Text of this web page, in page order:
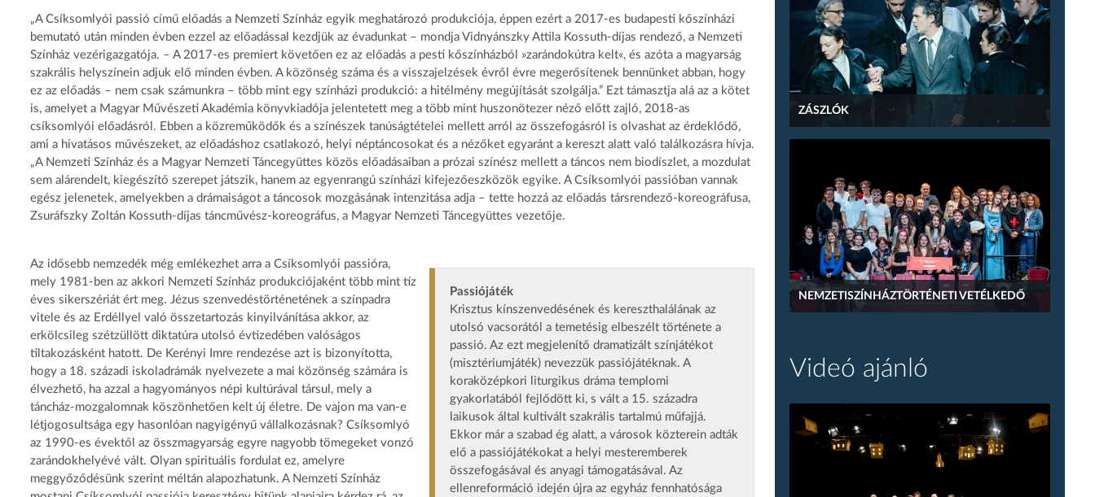
„A Csíksomlyói passió című előadás a Nemzeti Színház egyik meghatározó produkciója, éppen ezért a 2017-es budapesti kőszínházi
bemutató után minden évben ezzel az előadással kezdjük az évadunkat – mondja Vidnyánszky Attila Kossuth-díjas rendező, a Nemzeti
Színház vezérigazgatója. – A 2017-es premiert követően ez az előadás a pesti kőszínházból »zarándokútra kelt«, és azóta a magyarság
szakrális helyszínein adjuk elő minden évben. A közönség száma és a visszajelzések évről évre megerősítenek bennünket abban, hogy
ez az előadás – nem csak számunkra – több mint egy színházi produkció: a hitélmény megújítását szolgálja.” Ezt támasztja alá az a kötet
is, amelyet a Magyar Művészeti Akadémia könyvkiadója jelentetett meg a több mint huszonötezer néző előtt zajló, 2018-as
csíksomlyói előadásról. Ebben a közreműködők és a színészek tanúságtételei mellett arról az összefogásról is olvashat az érdeklődő,
ami a hivatásos művészeket, az előadáshoz csatlakozó, helyi néptáncosokat és a nézőket egyaránt a kereszt alatt való találkozásra hívja.
„A Nemzeti Színház és a Magyar Nemzeti Táncegyüttes közös előadásaiban a prózai színész mellett a táncos nem biodíszlet, a mozdulat
sem alárendelt, kiegészítő szerepet játszik, hanem az egyenrangú színházi kifejezőeszközök egyike. A Csíksomlyói passióban vannak
egész jelenetek, amelyekben a drámaiságot a táncosok mozgásának intenzitása adja – tette hozzá az előadás társrendező-koreográfusa,
Zsuráfszky Zoltán Kossuth-díjas táncművész-koreográfus, a Magyar Nemzeti Táncegyüttes vezetője.
Passiójáték
Krisztus kínszenvedésének és kereszthalálának az
utolsó vacsorától a temetésig elbeszélt története a
passió. Az ezt megjelenítő dramatizált színjátékot
(misztériumjáték) nevezzük passiójátéknak. A
koraközépkori liturgikus dráma templomi
gyakorlatából fejlődött ki, s vált a 15. századra
laikusok által kultivált szakrális tartalmú műfajjá.
Ekkor már a szabad ég alatt, a városok közterein adták
elő a passiójátékokat a helyi mesteremberek
összefogásával és anyagi támogatásával. Az
ellenreformáció idején újra az egyház fennhatósága
Az idősebb nemzedék még emlékezhet arra a Csíksomlyói passióra,
mely 1981-ben az akkori Nemzeti Színház produkciójaként több mint tíz
éves sikerszériát ért meg. Jézus szenvedéstörténetének a színpadra
vitele és az Erdéllyel való összetartozás kinyilvánítása akkor, az
erkölcsileg szétzüllött diktatúra utolsó évtizedében valóságos
tiltakozásként hatott. De Kerényi Imre rendezése azt is bizonyította,
hogy a 18. századi iskoladrámák nyelvezete a mai közönség számára is
élvezhető, ha azzal a hagyományos népi kultúrával társul, mely a
táncház-mozgalomnak köszönhetően kelt új életre. De vajon ma van-e
létjogosultsága egy hasonlóan nagyigényű vállalkozásnak? Csíksomlyó
az 1990-es évektől az összmagyarság egyre nagyobb tömegeket vonzó
zarándokhelyévé vált. Olyan spirituális fordulat ez, amelyre
meggyőződésünk szerint méltán alapozhatunk. A Nemzeti Színház
ZÁSZLÓK
NEMZETISZÍNHÁZTÖRTÉNETI VETÉLKEDŐ
Videó ajánló